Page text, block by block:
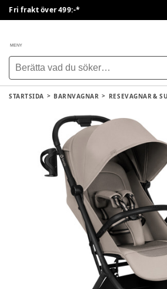
Fri frakt över 499:-*
MENY
STARTSIDA BARNVAGNAR RESEVAGNAR &